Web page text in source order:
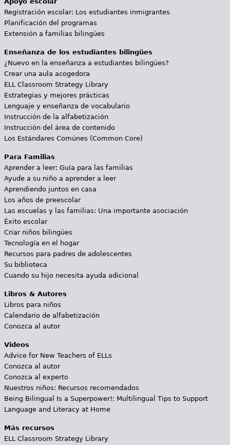
Registración escolar: Los estudiantes inmigrantes
Planificación del programas
Extensión a familias bilingües
Enseñanza de los estudiantes bilingües
¿Nuevo en la enseñanza a estudiantes bilingües?
Crear una aula acogedora
ELL Classroom Strategy Library
Estrategias y mejores prácticas
Lenguaje y enseñanza de vocabulario
Instrucción de la alfabetización
Instrucción del área de contenido
Los Estándares Comúnes (Common Core)
Para Familias
Aprender a leer: Guía para las familias
Ayude a su niño a aprender a leer
Aprendiendo juntos en casa
Los años de preescolar
Las escuelas y las familias: Una importante asociación
Éxito escolar
Criar niños bilingües
Tecnología en el hogar
Recursos para padres de adolescentes
Su biblioteca
Cuando su hijo necesita ayuda adicional
Libros & Autores
Libros para niños
Calendario de alfabetización
Conozca al autor
Videos
Advice for New Teachers of ELLs
Conozca al autor
Conozca al experto
Nuestros niños: Recursos recomendados
Being Bilingual Is a Superpower!: Multilingual Tips to Support
Language and Literacy at Home
Más recursos
ELL Classroom Strategy Library